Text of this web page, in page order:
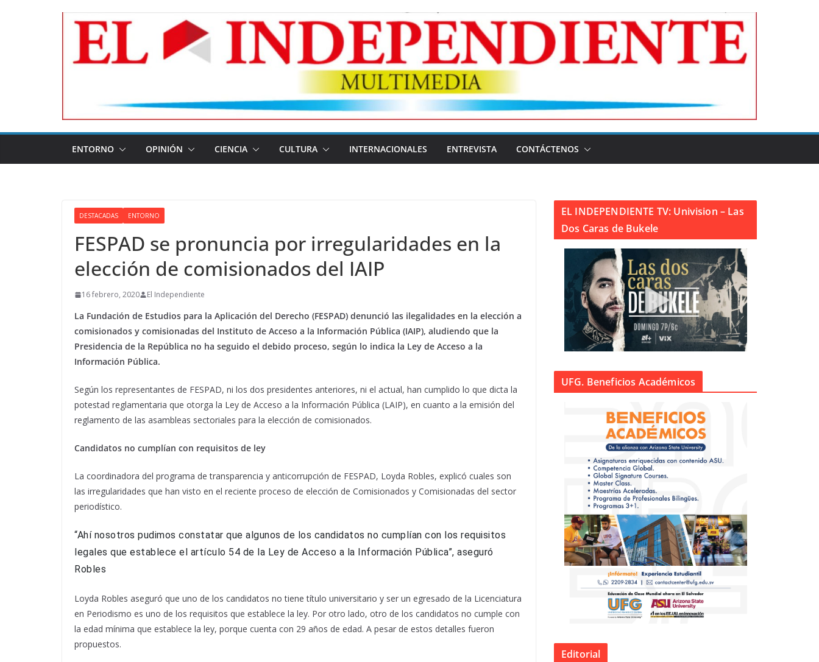
ENTORNO OPINIÓN CIENCIA CULTURA INTERNACIONALES ENTREVISTA CONTÁCTENOS
DESTACADAS ENTORNO
FESPAD se pronuncia por irregularidades en la
elección de comisionados del IAIP
16 febrero, 2020 El Independiente
La Fundación de Estudios para la Aplicación del Derecho (FESPAD) denunció las ilegalidades en la elección a
comisionados y comisionadas del Instituto de Acceso a la Información Pública (IAIP), aludiendo que la
Presidencia de la República no ha seguido el debido proceso, según lo indica la Ley de Acceso a la
Información Pública.
Según los representantes de FESPAD, ni los dos presidentes anteriores, ni el actual, han cumplido lo que dicta la
potestad reglamentaria que otorga la Ley de Acceso a la Información Pública (LAIP), en cuanto a la emisión del
reglamento de las asambleas sectoriales para la elección de comisionados.
Candidatos no cumplían con requisitos de ley
La coordinadora del programa de transparencia y anticorrupción de FESPAD, Loyda Robles, explicó cuales son
las irregularidades que han visto en el reciente proceso de elección de Comisionados y Comisionadas del sector
periodístico.
“Ahí nosotros pudimos constatar que algunos de los candidatos no cumplían con los requisitos
legales que establece el artículo 54 de la Ley de Acceso a la Información Pública”, aseguró
Robles
Loyda Robles aseguró que uno de los candidatos no tiene título universitario y ser un egresado de la Licenciatura
en Periodismo es uno de los requisitos que establece la ley. Por otro lado, otro de los candidatos no cumple con
la edad mínima que establece la ley, porque cuenta con 29 años de edad. A pesar de estos detalles fueron
propuestos.
EL INDEPENDIENTE TV: Univision – Las
Dos Caras de Bukele
UFG. Beneficios Académicos
Editorial